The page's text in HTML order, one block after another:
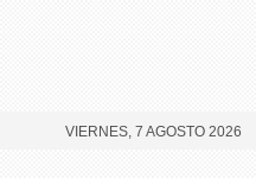
VIERNES, 7 AGOSTO 2026